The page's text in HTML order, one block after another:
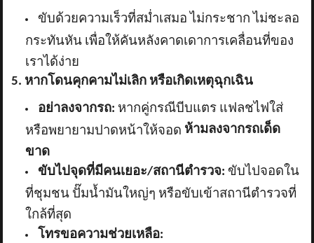
ขับด้วยความเร็วที่สม่ำเสมอ ไม่กระชาก ไม่ชะลอ
กระทันหัน เพื่อให้คันหลังคาดเดาการเคลื่อนที่ของ
เราได้ง่าย
5. หากโดนคุกคามไม่เลิก หรือเกิดเหตุฉุกเฉิน
อย่าลงจากรถ: หากคู่กรณีบีบแตร แฟลชไฟใส่
หรือพยายามปาดหน้าให้จอด ห้ามลงจากรถเด็ด
ขาด
ขับไปจุดที่มีคนเยอะ/สถานีตำรวจ: ขับไปจอดใน
ที่ชุมชน ปั๊มน้ำมันใหญ่ๆ หรือขับเข้าสถานีตำรวจที่
ใกล้ที่สุด
โทรขอความช่วยเหลือ: